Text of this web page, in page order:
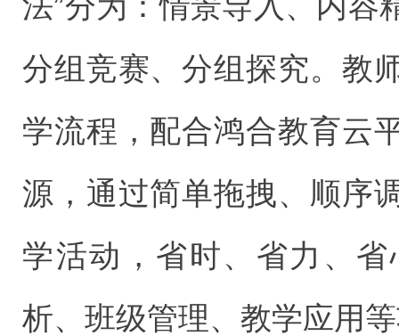
分组竞赛、分组探究。教
学流程，配合鸿合教育云
源，通过简单拖拽、顺序
学活动，省时、省力、
析、班级管理、教学应用